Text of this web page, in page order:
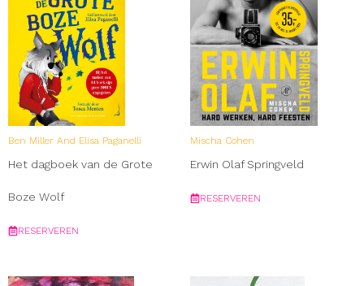
Ben Miller And Elisa Paganelli
Het dagboek van de Grote
Boze Wolf
RESERVEREN
Mischa Cohen
Erwin Olaf Springveld
RESERVEREN